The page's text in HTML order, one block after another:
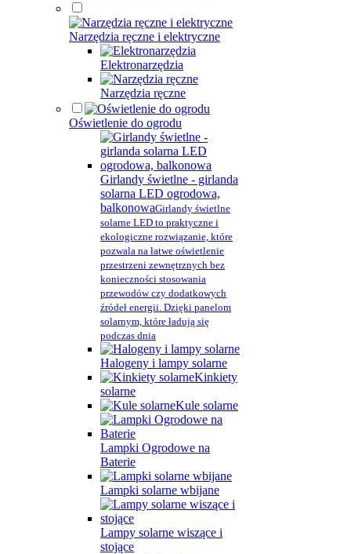
Narzędzia ręczne i elektryczne
Elektronarzędzia
Narzędzia ręczne
Oświetlenie do ogrodu
Girlandy świetlne - girlanda
solarna LED ogrodowa,
balkonowaGirlandy świetlne
solarne LED to praktyczne i
ekologiczne rozwiązanie, które
pozwala na łatwe oświetlenie
przestrzeni zewnętrznych bez
konieczności stosowania
przewodów czy dodatkowych
źródeł energii. Dzięki panelom
solarnym, które ładują się
podczas dnia
Halogeny i lampy solarne
Kinkiety
solarne
Kule solarne
Lampki Ogrodowe na
Baterie
Lampki solarne wbijane
Lampy solarne wiszące i
stojące